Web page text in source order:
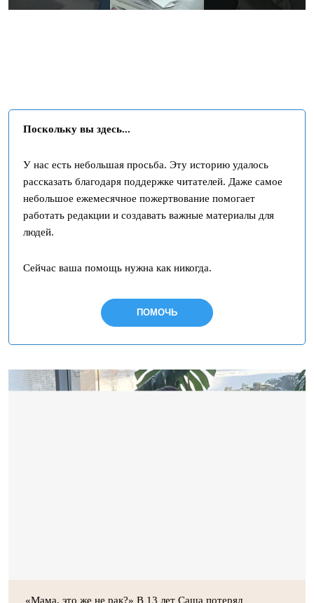
Поскольку вы здесь...
У нас есть небольшая просьба. Эту историю удалось
рассказать благодаря поддержке читателей. Даже самое
небольшое ежемесячное пожертвование помогает
работать редакции и создавать важные материалы для
людей.
Сейчас ваша помощь нужна как никогда.
ПОМОЧЬ
«Мама, это же не рак?» В 13 лет Саша потерял